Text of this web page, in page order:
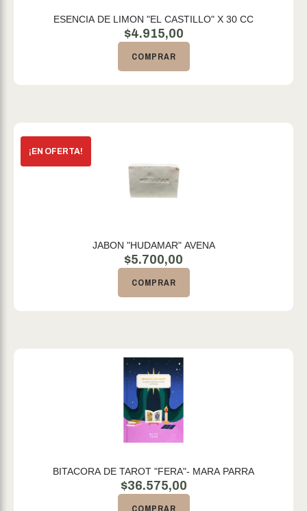
ESENCIA DE LIMON "EL CASTILLO" X 30 CC
$4.915,00
COMPRAR
JABON "HUDAMAR" AVENA
$5.700,00
COMPRAR
BITACORA DE TAROT "FERA"- MARA PARRA
$36.575,00
COMPRAR